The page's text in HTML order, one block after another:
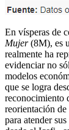
En vísperas de
Mujer(8M), es
realmente ha
evidenciar no
modelos
que se logra
reconocimiento
reorientación
para atender